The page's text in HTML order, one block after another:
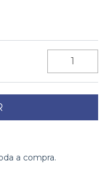
a compra.